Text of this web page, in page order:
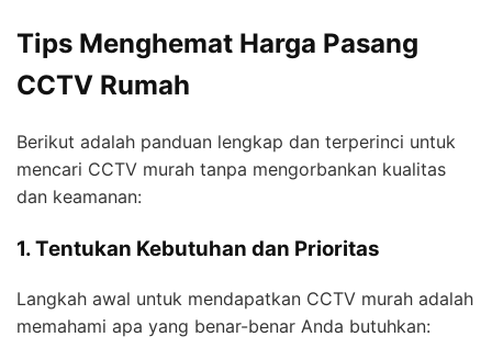
Tips Menghemat Harga Pasang
CCTV Rumah
Berikut adalah panduan lengkap dan terperinci untuk
mencari CCTV murah tanpa mengorbankan kualitas
dan keamanan:
1. Tentukan Kebutuhan dan Prioritas
Langkah awal untuk mendapatkan CCTV murah adalah
memahami apa yang benar-benar Anda butuhkan: